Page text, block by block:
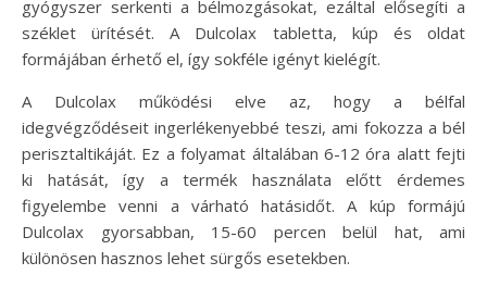
gyógyszer serkenti a bélmozgásokat, ezáltal elősegíti a
széklet ürítését. A Dulcolax tabletta, kúp és oldat
formájában érhető el, így sokféle igényt kielégít.
A Dulcolax működési elve az, hogy a bélfal
idegvégződéseit ingerlékenyebbé teszi, ami fokozza a bél
perisztaltikáját. Ez a folyamat általában 6-12 óra alatt fejti
ki hatását, így a termék használata előtt érdemes
figyelembe venni a várható hatásidőt. A kúp formájú
Dulcolax gyorsabban, 15-60 percen belül hat, ami
különösen hasznos lehet sürgős esetekben.